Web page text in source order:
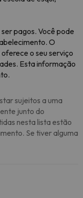
pagos. Você pode
O
o seu serviço
Esta informação
sujeitos a uma
junto do
nesta lista estão
Se tiver alguma